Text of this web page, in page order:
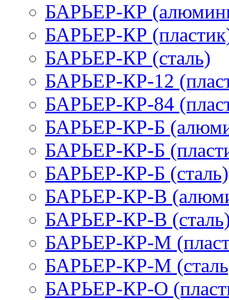
БАРЬЕР-КР
БАРЬЕР-КР
БАРЬЕР-КР (сталь)
БАРЬЕР-КР-12
БАРЬЕР-КР-84
БАРЬЕР-КР-Б
БАРЬЕР-КР-Б
БАРЬЕР-КР-Б (сталь)
БАРЬЕР-КР-В
БАРЬЕР-КР-В
БАРЬЕР-КР-М
БАРЬЕР-КР-М
БАРЬЕР-КР-О